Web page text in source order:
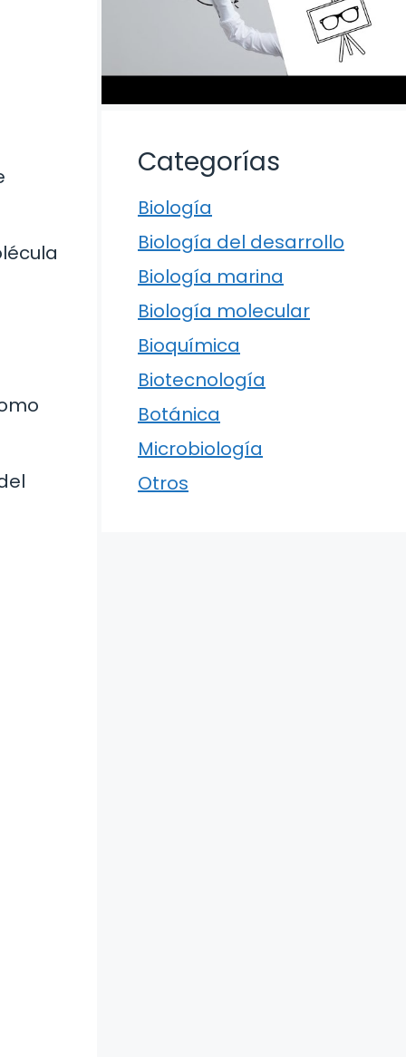
Categorías
Biología
Biología del desarrollo
Biología marina
Biología molecular
Bioquímica
Biotecnología
Botánica
Microbiología
Otros